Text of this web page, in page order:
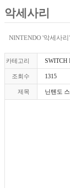
악세사리
NINTENDO '악세사
카테고리 SWITCH
조회수 1315
제목 닌텐도